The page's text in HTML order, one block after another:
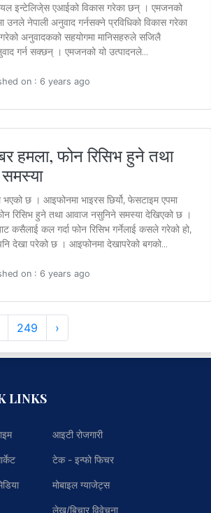
इन्टेलिजे्स एआईको विकास गरेका छन् । एमजनको
उनले नेपाली अनुवाद गर्नसक्ने प्रविधिको विकास गरेका
अनुवादकको सहयोगमा मानिसहरुले सजिलै
गर्न सक्छन् । एमजनको यो उत्पादनले...
on : 6 years ago
हमला, फोन रिसिभ हुने तथा
छ । आइफोनमा भाइरस छिर्यो, फेसटाइम एपमा
रिसिभ हुने तथा आवाज नसुनिने समस्या देखिएको छ ।
कसैलाई कल गर्दा फोन रिसिभ गर्नेलाई कसले गरेको हो,
देखा परेको छ । आइफोनमा देखापरेको बगको...
on : 6 years ago
249 ›
LINKS
आइटी रोजगारी
टेक - इन्फो फिचर
मोबाइल ग्याजेट्स
लेख/बिचार विवेचना